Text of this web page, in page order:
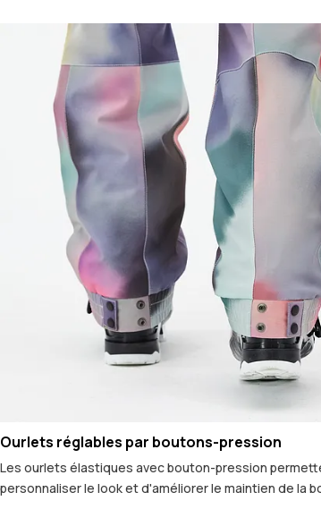
Ourlets réglables par boutons-pression
Les ourlets élastiques avec bouton-pression
personnaliser le look et d'améliorer le maintien de la